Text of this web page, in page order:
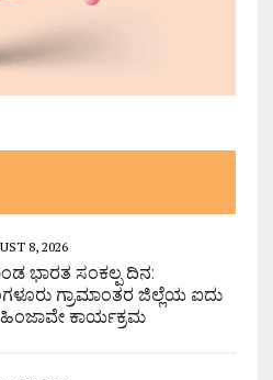
8, 2026
ಭಾರತ ಸಂಕಲ್ಪ ದಿನ:
ಗ್ರಾಮಾಂತರ ಜಿಲ್ಲೆಯ ಐದು
ಕಾರ್ಯಕ್ರಮ